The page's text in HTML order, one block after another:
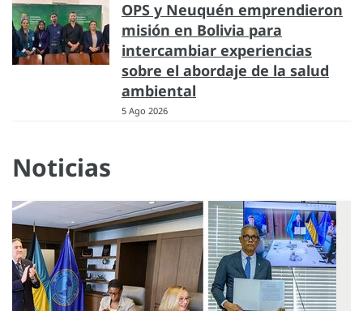
OPS y Neuquén emprendieron
misión en Bolivia para
intercambiar experiencias
sobre el abordaje de la salud
ambiental
5 Ago 2026
Noticias